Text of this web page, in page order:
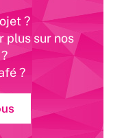
?
plus sur nos
?